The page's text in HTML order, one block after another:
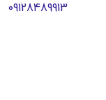
09128489913